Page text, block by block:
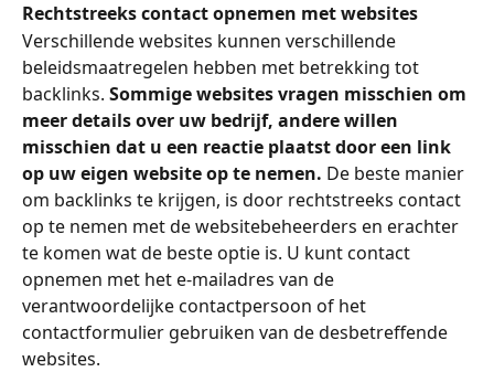
Rechtstreeks contact opnemen met websites
Verschillende websites kunnen verschillende
beleidsmaatregelen hebben met betrekking tot
backlinks. Sommige websites vragen misschien om
meer details over uw bedrijf, andere willen
misschien dat u een reactie plaatst door een link
op uw eigen website op te nemen. De beste manier
om backlinks te krijgen, is door rechtstreeks contact
op te nemen met de websitebeheerders en erachter
te komen wat de beste optie is. U kunt contact
opnemen met het e-mailadres van de
verantwoordelijke contactpersoon of het
contactformulier gebruiken van de desbetreffende
websites.